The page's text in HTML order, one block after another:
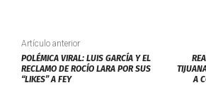
Artículo anterior
POLÉMICA VIRAL: LUIS GARCÍA Y EL
RECLAMO DE ROCÍO LARA POR SUS
“LIKES” A FEY
A